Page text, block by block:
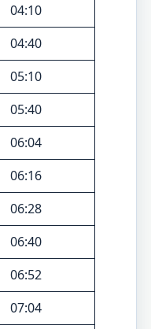
04:10
04:40
05:10
05:40
06:04
06:16
06:28
06:40
06:52
07:04